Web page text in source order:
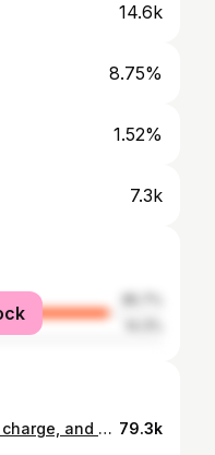
14.6k
8.75%
1.52%
7.3k
Embrace your potential, take charge, and witness the magic unfold with us. 🌿💛 #ranchterra #wherehorsebackridingbecomeslove 79.3k